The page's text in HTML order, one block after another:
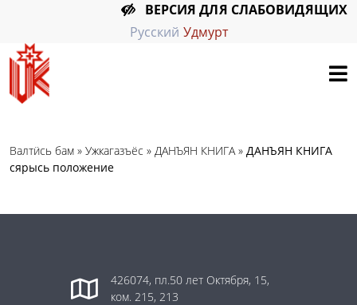
Русский Удмурт
ВЕРСИЯ ДЛЯ СЛАБОВИДЯЩИХ
Валтӥсь бам » Ужкагазъёс » ДАНЪЯН КНИГА » ДАНЪЯН КНИГА
сярысь положение
426074, пл.50 лет Октября, 15,
ком. 215, 213